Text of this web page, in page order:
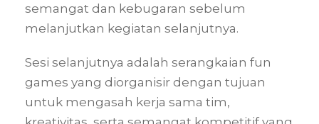
semangat dan kebugaran sebelum
melanjutkan kegiatan selanjutnya.
Sesi selanjutnya adalah serangkaian fun
games yang diorganisir dengan tujuan
untuk mengasah kerja sama tim,